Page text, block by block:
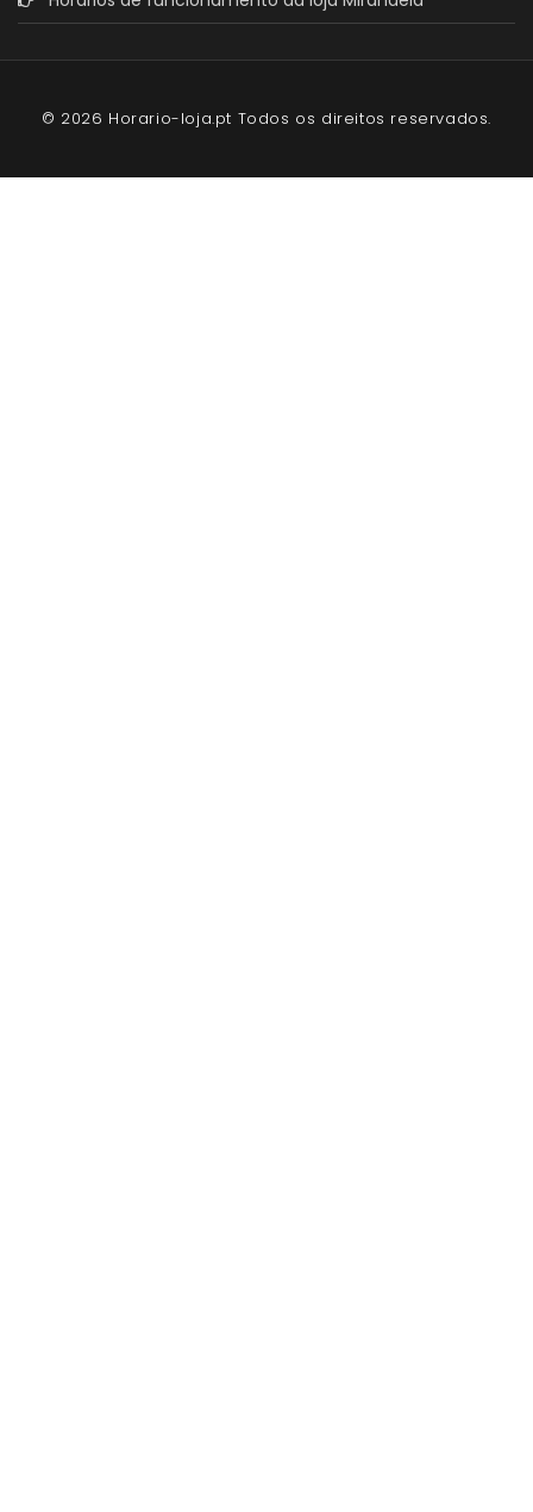
© 2026 Horario-loja.pt Todos os direitos reservados.